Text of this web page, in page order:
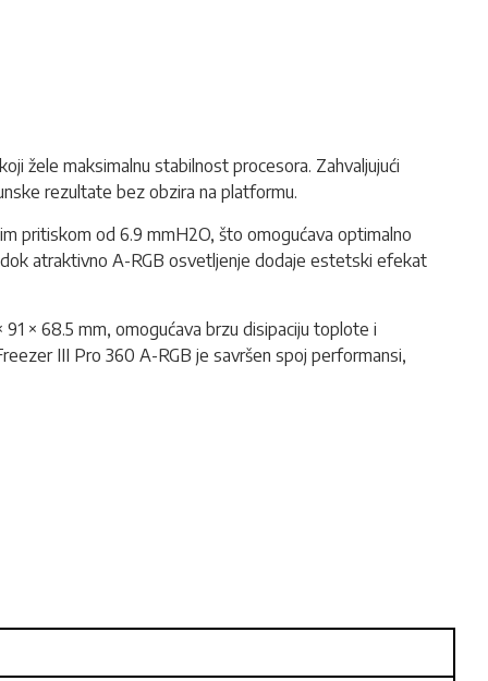
žele maksimalnu stabilnost procesora. Zahvaljujući
rezultate bez obzira na platformu.
pritiskom od 6.9 mmH2O, što omogućava optimalno
atraktivno A-RGB osvetljenje dodaje estetski efekat
× 68.5 mm, omogućava brzu disipaciju toplote i
III Pro 360 A-RGB je savršen spoj performansi,